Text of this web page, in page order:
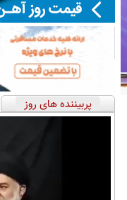
پربیننده های روز